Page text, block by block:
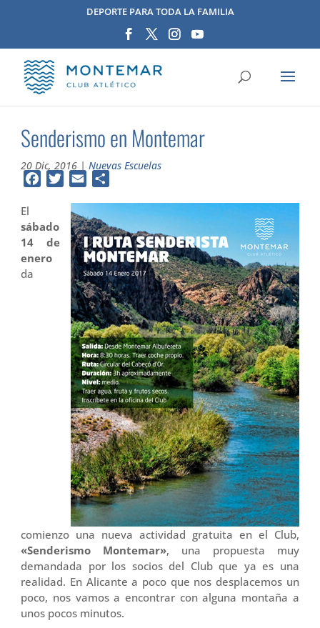
DEPORTE PARA TODA LA FAMILIA
Senderismo en Montemar
20 Dic, 2016 |Nuevas Escuelas
FacebookTwitterEmail
El
sábado
14 de
enero
da
comienzo una nueva actividad gratuita en el Club,
«Senderismo Montemar», una propuesta muy
demandada por los socios del Club que ya es una
realidad. En Alicante a poco que nos desplacemos un
poco, nos vamos a encontrar con alguna montaña a
unos pocos minutos.